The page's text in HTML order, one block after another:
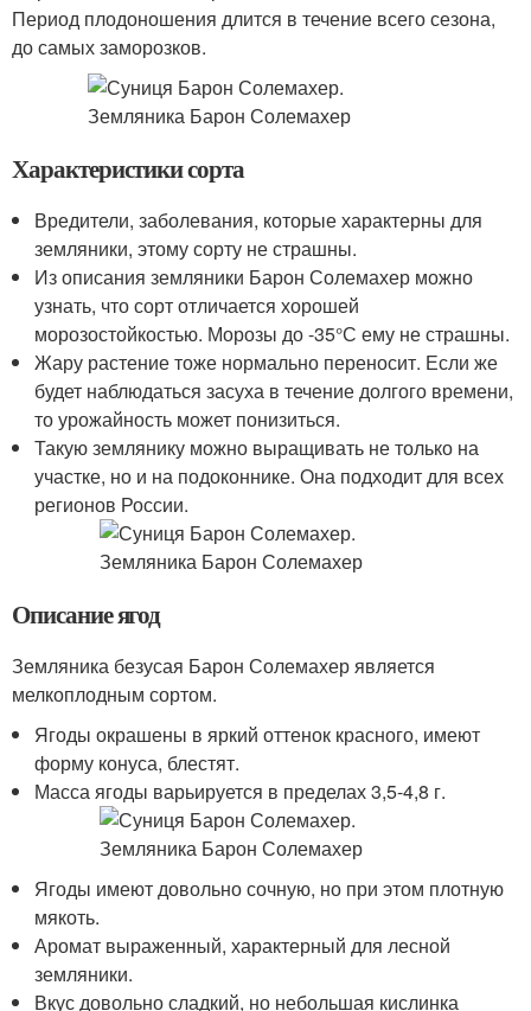
Период плодоношения длится в течение всего сезона,
до самых заморозков.
Характеристики сорта
Вредители, заболевания, которые характерны для
земляники, этому сорту не страшны.
Из описания земляники Барон Солемахер можно
узнать, что сорт отличается хорошей
морозостойкостью. Морозы до -35°С ему не страшны.
Жару растение тоже нормально переносит. Если же
будет наблюдаться засуха в течение долгого времени,
то урожайность может понизиться.
Такую землянику можно выращивать не только на
участке, но и на подоконнике. Она подходит для всех
регионов России.
Описание ягод
Земляника безусая Барон Солемахер является
мелкоплодным сортом.
Ягоды окрашены в яркий оттенок красного, имеют
форму конуса, блестят.
Масса ягоды варьируется в пределах 3,5-4,8 г.
Ягоды имеют довольно сочную, но при этом плотную
мякоть.
Аромат выраженный, характерный для лесной
земляники.
Вкус довольно сладкий, но небольшая кислинка